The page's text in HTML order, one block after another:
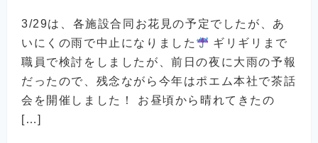
3/29は、各施設合同お花見の予定でしたが、あ
いにくの雨で中止になりました
ギリギリまで
職員で検討をしましたが、前日の夜に大雨の予報
だったので、残念ながら今年はポエム本社で茶話
会を開催しました！ お昼頃から晴れてきたの
[…]